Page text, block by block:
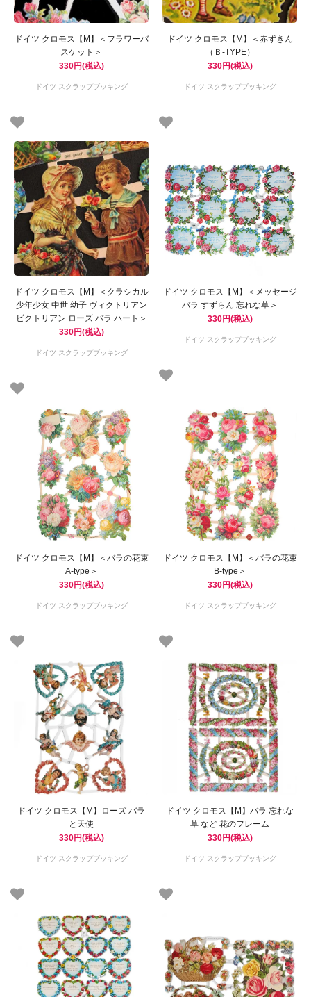
ドイツ クロモス【M】＜フラワーバ
スケット＞
330円(税込)
ドイツ スクラップブッキング
ドイツ クロモス【M】＜赤ずきん
（Ｂ-TYPE）
330円(税込)
ドイツ スクラップブッキング
ドイツ クロモス【M】＜クラシカル
少年少女 中世 幼子 ヴィクトリアン
ビクトリアン ローズ バラ ハート＞
330円(税込)
ドイツ スクラップブッキング
ドイツ クロモス【M】＜メッセージ
バラ すずらん 忘れな草＞
330円(税込)
ドイツ スクラップブッキング
ドイツ クロモス【M】＜バラの花束
A-type＞
330円(税込)
ドイツ スクラップブッキング
ドイツ クロモス【M】＜バラの花束
B-type＞
330円(税込)
ドイツ スクラップブッキング
ドイツ クロモス【M】ローズ バラ
と天使
330円(税込)
ドイツ スクラップブッキング
ドイツ クロモス【M】バラ 忘れな
草 など 花のフレーム
330円(税込)
ドイツ スクラップブッキング